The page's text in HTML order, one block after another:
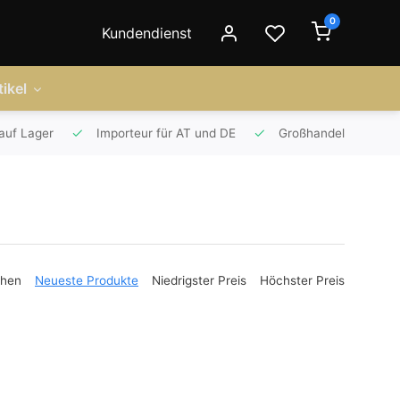
Kundendienst
0
Lager Importeur für AT und DE Großhandel
Neueste Produkte Niedrigster Preis Höchster Preis